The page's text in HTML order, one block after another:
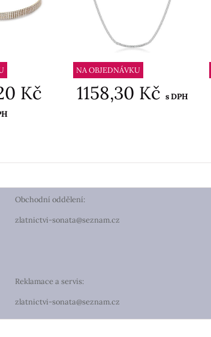
Kč
NA OBJEDNÁVKU
1158,30 Kč s DPH
Obchodní oddělení:
zlatnictvi-sonata@seznam.cz
Reklamace a servis:
zlatnictvi-sonata@seznam.cz